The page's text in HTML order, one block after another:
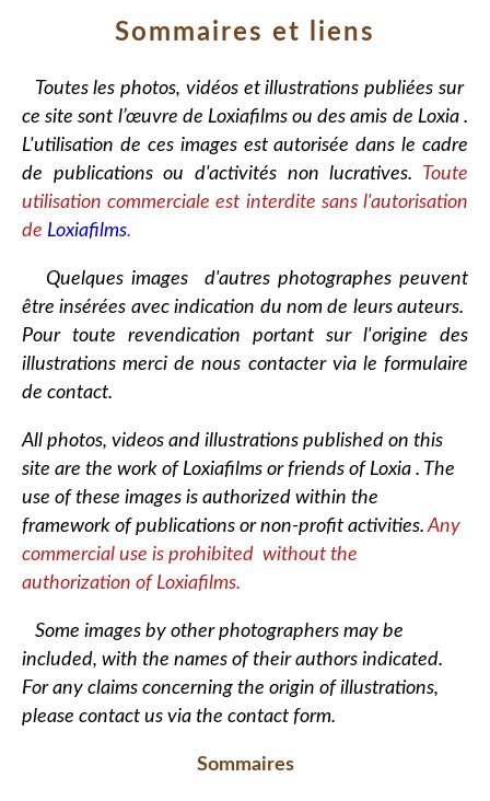
Sommaires et liens
Toutes les photos, vidéos et illustrations publiées sur
ce site sont l’œuvre de Loxiafilms ou des amis de Loxia .
L'utilisation de ces images est autorisée dans le cadre
de publications ou d'activités non lucratives. Toute
utilisation commerciale est interdite sans l'autorisation
de Loxiafilms.
Quelques images d'autres photographes peuvent
être insérées avec indication du nom de leurs auteurs.
Pour toute revendication portant sur l'origine des
illustrations merci de nous contacter via le formulaire
de contact.
All photos, videos and illustrations published on this
site are the work of Loxiafilms or friends of Loxia . The
use of these images is authorized within the
framework of publications or non-profit activities.Any
commercial use is prohibited without the
authorization of Loxiafilms.
Some images by other photographers may be
included, with the names of their authors indicated.
For any claims concerning the origin of illustrations,
please contact us via the contact form.
Sommaires